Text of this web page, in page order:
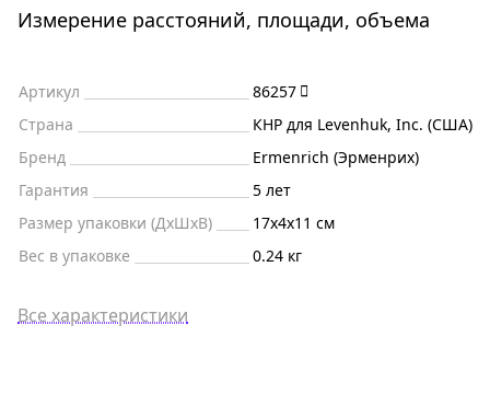
Измерение расстояний, площади, объема
Артикул
86257
Страна
КНР для Levenhuk, Inc. (США)
Бренд
Ermenrich (Эрменрих)
Гарантия
5 лет
Размер упаковки (ДxШxВ)
17x4x11 см
Вес в упаковке
0.24 кг
Все характеристики